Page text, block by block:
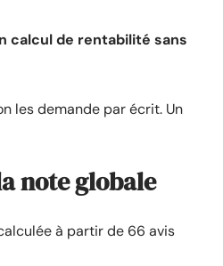
calcul de rentabilité sans
les demande par écrit. Un
note globale
à partir de 66 avis